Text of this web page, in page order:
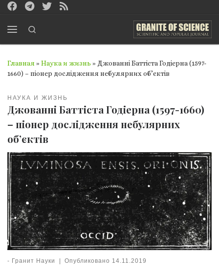
Перейти к содержимому
Главная » Наука и жизнь » Джованні Баттіста Годіерна (1597-
1660) – піонер дослідження небулярних об’єктів
НАУКА И ЖИЗНЬ
Джованні Баттіста Годіерна (1597-1660)
– піонер дослідження небулярних
об’єктів
- Гранит Науки | Опубликовано 14.11.2019